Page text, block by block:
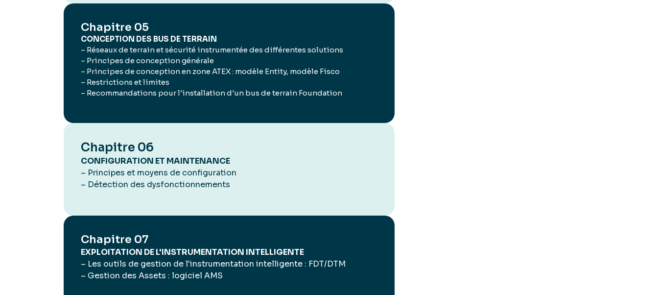
Chapitre 05
CONCEPTION DES BUS DE TERRAIN
– Réseaux de terrain et sécurité instrumentée des différentes solutions
– Principes de conception générale
– Principes de conception en zone ATEX : modèle Entity, modèle Fisco
– Restrictions et limites
– Recommandations pour l'installation d'un bus de terrain Foundation
Chapitre 06
CONFIGURATION ET MAINTENANCE
– Principes et moyens de configuration
– Détection des dysfonctionnements
Chapitre 07
EXPLOITATION DE L'INSTRUMENTATION INTELLIGENTE
– Les outils de gestion de l'instrumentation intelligente : FDT/DTM
– Gestion des Assets : logiciel AMS